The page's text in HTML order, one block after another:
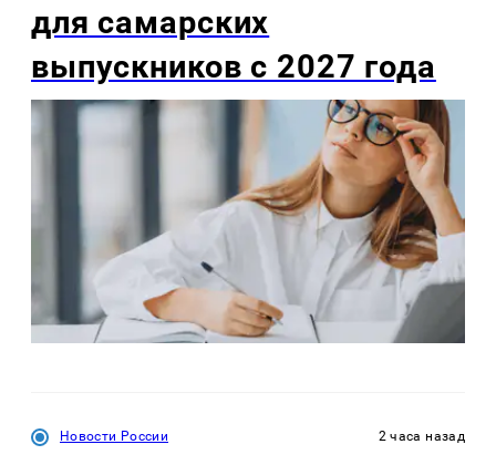
для самарских
выпускников с 2027 года
Новости России 2 часа назад